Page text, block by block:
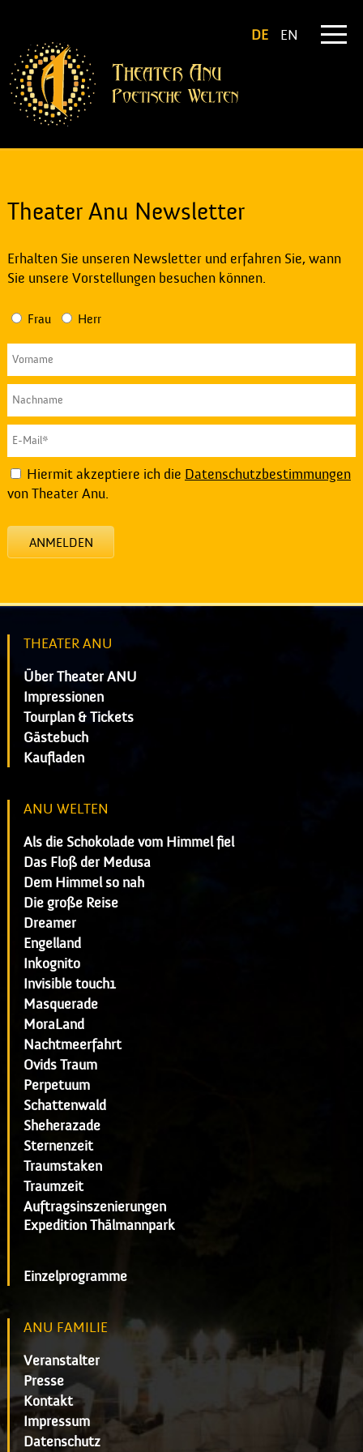
DE EN
Theater Anu Newsletter
Erhalten Sie unseren Newsletter und erfahren Sie, wann
Sie unsere Vorstellungen besuchen können.
Frau Herr
Hiermit akzeptiere ich die Datenschutzbestimmungen
von Theater Anu.
ANMELDEN
THEATER ANU
Über Theater ANU
Impressionen
Tourplan & Tickets
Gästebuch
Kaufladen
ANU WELTEN
Als die Schokolade vom Himmel fiel
Das Floß der Medusa
Dem Himmel so nah
Die große Reise
Dreamer
Engelland
Inkognito
Invisible touch1
Masquerade
MoraLand
Nachtmeerfahrt
Ovids Traum
Perpetuum
Schattenwald
Sheherazade
Sternenzeit
Traumstaken
Traumzeit
Auftragsinszenierungen
Expedition Thälmannpark
Einzelprogramme
ANU FAMILIE
Veranstalter
Presse
Kontakt
Impressum
Datenschutz